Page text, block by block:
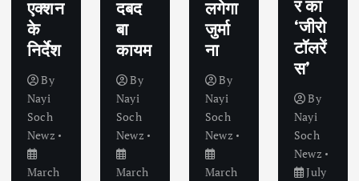
एक्शन
के
निर्देश
By
Nayi
Soch
Newz
March
दबद
बा
कायम
By
Nayi
Soch
Newz
March
लगेगा
जुर्मा
ना
By
Nayi
Soch
Newz
March
र का
‘जीरो
टॉलरें
स’
By
Nayi
Soch
Newz
July